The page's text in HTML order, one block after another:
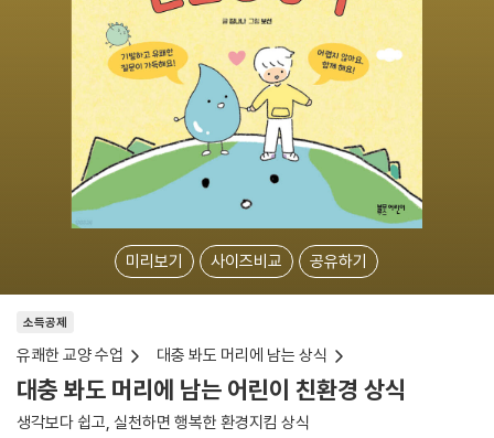
미리보기 사이즈비교 공유하기
소득공제
유쾌한 교양 수업 대충 봐도 머리에 남는 상식
대충 봐도 머리에 남는 어린이 친환경 상식
생각보다 쉽고, 실천하면 행복한 환경지킴 상식